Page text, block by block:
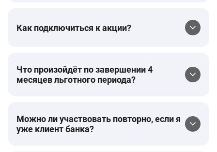
Как подключиться к акции?
Что произойдёт по завершении 4
месяцев льготного периода?
Можно ли участвовать повторно, если я
уже клиент банка?